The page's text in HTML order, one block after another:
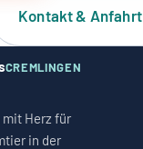
Kontakt & Anfahrt
CREMLINGEN
Herz für
in der